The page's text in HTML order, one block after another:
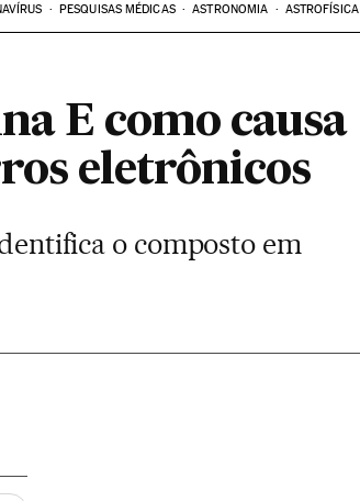
PESQUISAS MÉDICAS ASTRONOMIA ASTROFÍSICA
E como causa
eletrônicos
o composto em